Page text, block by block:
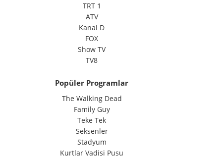
TRT 1
ATV
Kanal D
FOX
Show TV
TV8
Popüler Programlar
The Walking Dead
Family Guy
Teke Tek
Seksenler
Stadyum
Kurtlar Vadisi Pusu